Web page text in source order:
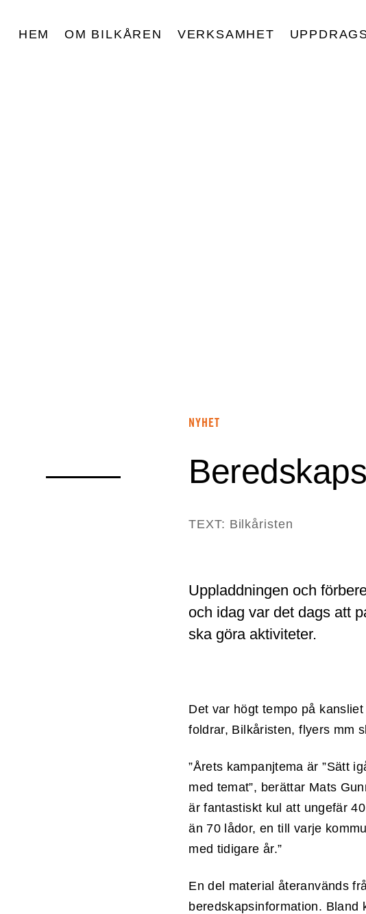
HEM OM BILKÅREN VERKSAMHET
NYHET
TEXT: Bilkåristen
Uppladdningen och
och idag var det dags att
ska göra aktiviteter.
Det var högt tempo på
foldrar, Bilkåristen, flyers mm
”Årets kampanjtema är ”Sätt
med temat”, berättar Mats
är fantastiskt kul att ungefär
än 70 lådor, en till varje
med tidigare år.”
En del material återanvänds
beredskapsinformation. Bland